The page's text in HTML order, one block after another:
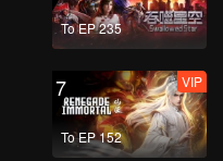
To EP 235
7
To EP 152
VIP